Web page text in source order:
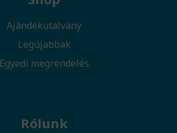
Ajándékutalvány
Legújabbak
Egyedi megrendelés
Rólunk